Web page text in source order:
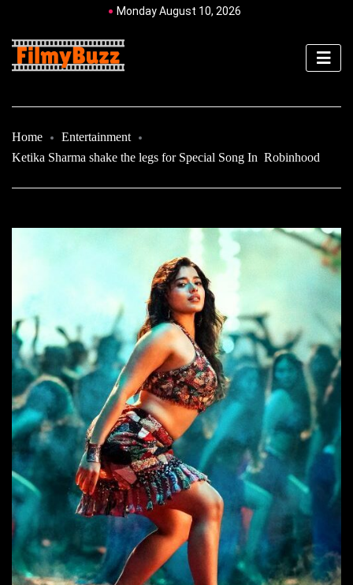
Monday August 10, 2026
Home
Entertainment
Ketika Sharma shake the legs for Special Song In Robinhood